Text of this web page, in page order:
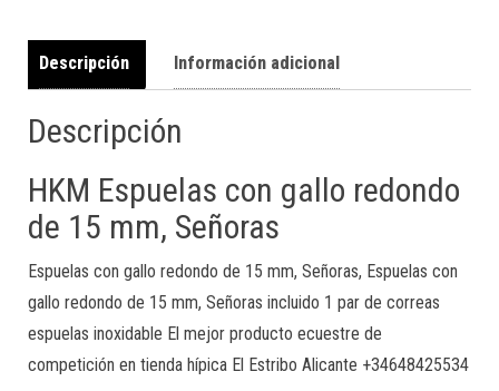
Descripción Información adicional
Descripción
HKM Espuelas con gallo redondo
de 15 mm, Señoras
Espuelas con gallo redondo de 15 mm, Señoras, Espuelas con
gallo redondo de 15 mm, Señoras incluido 1 par de correas
espuelas inoxidable El mejor producto ecuestre de
competición en tienda hípica El Estribo Alicante +34648425534